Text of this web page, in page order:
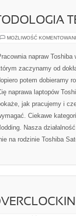
MOŻLIWOŚĆ
napraw
zaczynamy od
potem dobieramy
naprawa laptopów
jak pracujemy i
Ciekawe
Nasza
na rodzinie Toshiba